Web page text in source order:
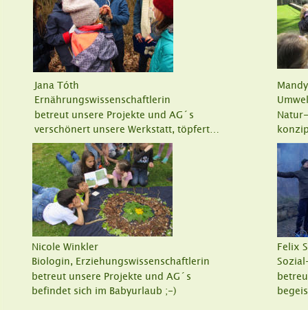
Jana Tóth
Ernährungswissenschaftlerin
betreut unsere Projekte und AG´s
verschönert unsere Werkstatt, töpfert…
Nicole Winkler
Biologin, Erziehungswissenschaftlerin
betreut unsere Projekte und AG´s
befindet sich im Babyurlaub ;-)
Felix